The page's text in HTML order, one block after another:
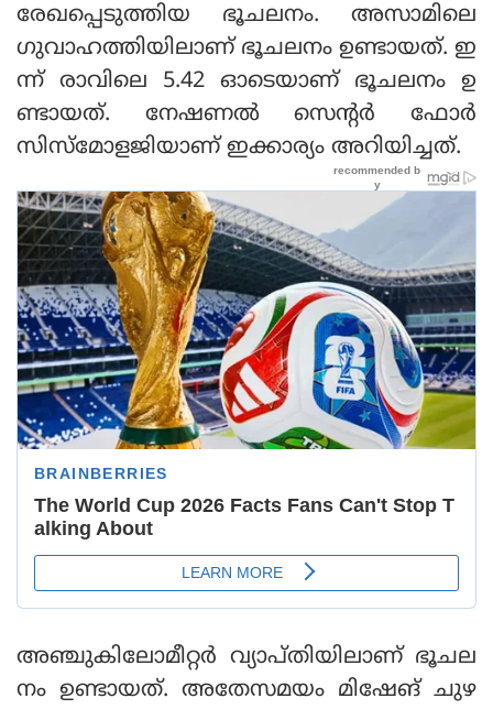
രേഖപ്പെടുത്തിയ ഭൂചലനം. അസാമിലെ
ഗുവാഹത്തിയിലാണ് ഭൂചലനം ഉണ്ടായത്. ഇ
ന്ന് രാവിലെ 5.42 ഓടെയാണ് ഭൂചലനം ഉ
ണ്ടായത്. നേഷണല്‍ സെന്റര്‍ ഫോര്‍
സിസ്‌മോളജിയാണ് ഇക്കാര്യം അറിയിച്ചത്.
അഞ്ചുകിലോമീറ്റര്‍ വ്യാപ്തിയിലാണ് ഭൂചല
നം ഉണ്ടായത്. അതേസമയം മിഷേങ് ചുഴ